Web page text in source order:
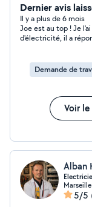
soigné.
Dernier avis
Il y a plus de 6 mois
Joe est au top ! Je
d'électricité, il a
agréable. Je
crainte à le solliciter.
Demande de
Voir
Alban
5/5